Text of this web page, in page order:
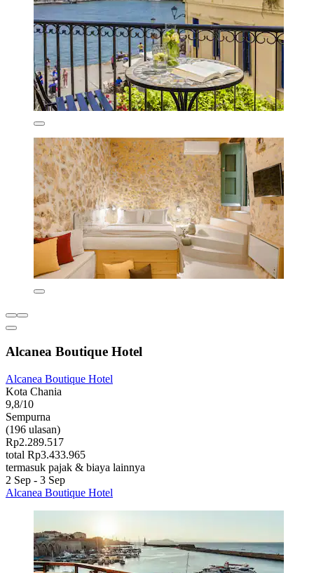
Alcanea Boutique Hotel
Alcanea Boutique Hotel
Kota Chania
9,8/10
Sempurna
(196 ulasan)
Rp2.289.517
total Rp3.433.965
termasuk pajak & biaya lainnya
2 Sep - 3 Sep
Alcanea Boutique Hotel